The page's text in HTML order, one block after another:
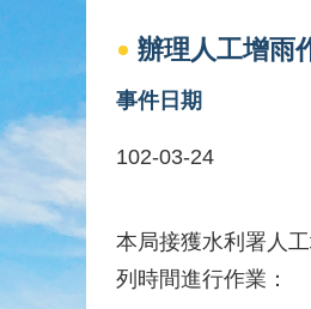
辦理人工增雨
事件日期
102-03-24
本局接獲水利署人
列時間進行作業：